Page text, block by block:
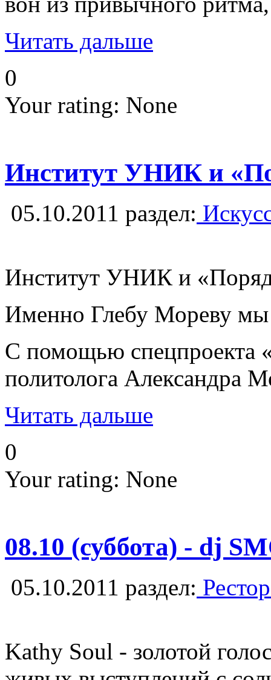
Читать дальше
0
Your rating: None
Институт УНИК и
05.10.2011 раздел:
Институт УНИК и
Именно Глебу Мореву мы
С помощью спецпроекта
политолога Александра
Читать дальше
0
Your rating: None
08.10 (суббота) - dj
05.10.2011 раздел:
Kathy Soul - золотой